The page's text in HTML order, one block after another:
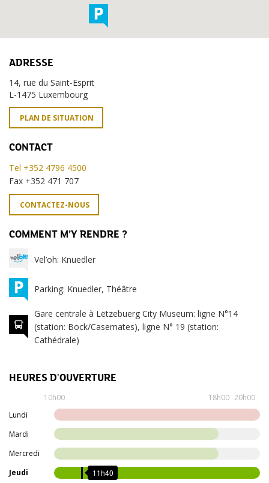
ADRESSE
14, rue du Saint-Esprit
L-1475 Luxembourg
PLAN DE SITUATION
CONTACT
Tel +352 4796 4500
Fax +352 471 707
CONTACTEZ-NOUS
COMMENT M’Y RENDRE ?
Vel’oh: Knuedler
Parking: Knuedler, Théâtre
Gare centrale à Lëtzebuerg City Museum: ligne N°14
(station: Bock/Casemates), ligne N° 19 (station:
Cathédrale)
HEURES D'OUVERTURE
Fermé
10h00
jusqu'à
18h00
10h00
jusqu'à
18h00
10h00 18h00 20h00
Lundi
Mardi
Mercredi
Jeudi
11h40